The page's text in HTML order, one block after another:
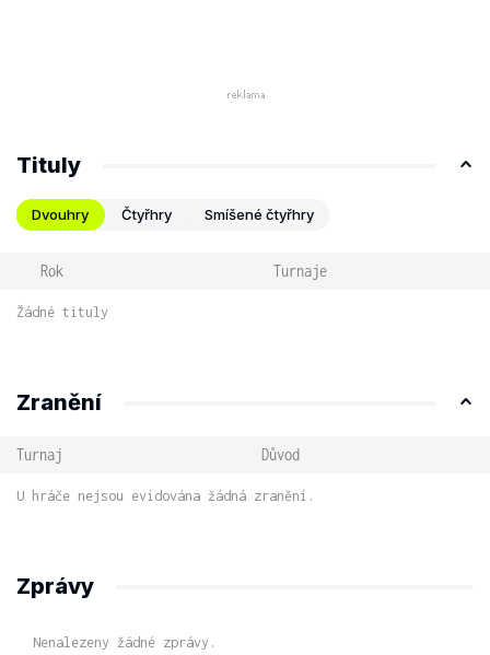
Tituly
Dvouhry Čtyřhry Smíšené čtyřhry
Rok Turnaje
Žádné tituly
Zranění
Turnaj Důvod
U hráče nejsou evidována žádná zranění.
Zprávy
Nenalezeny žádné zprávy.